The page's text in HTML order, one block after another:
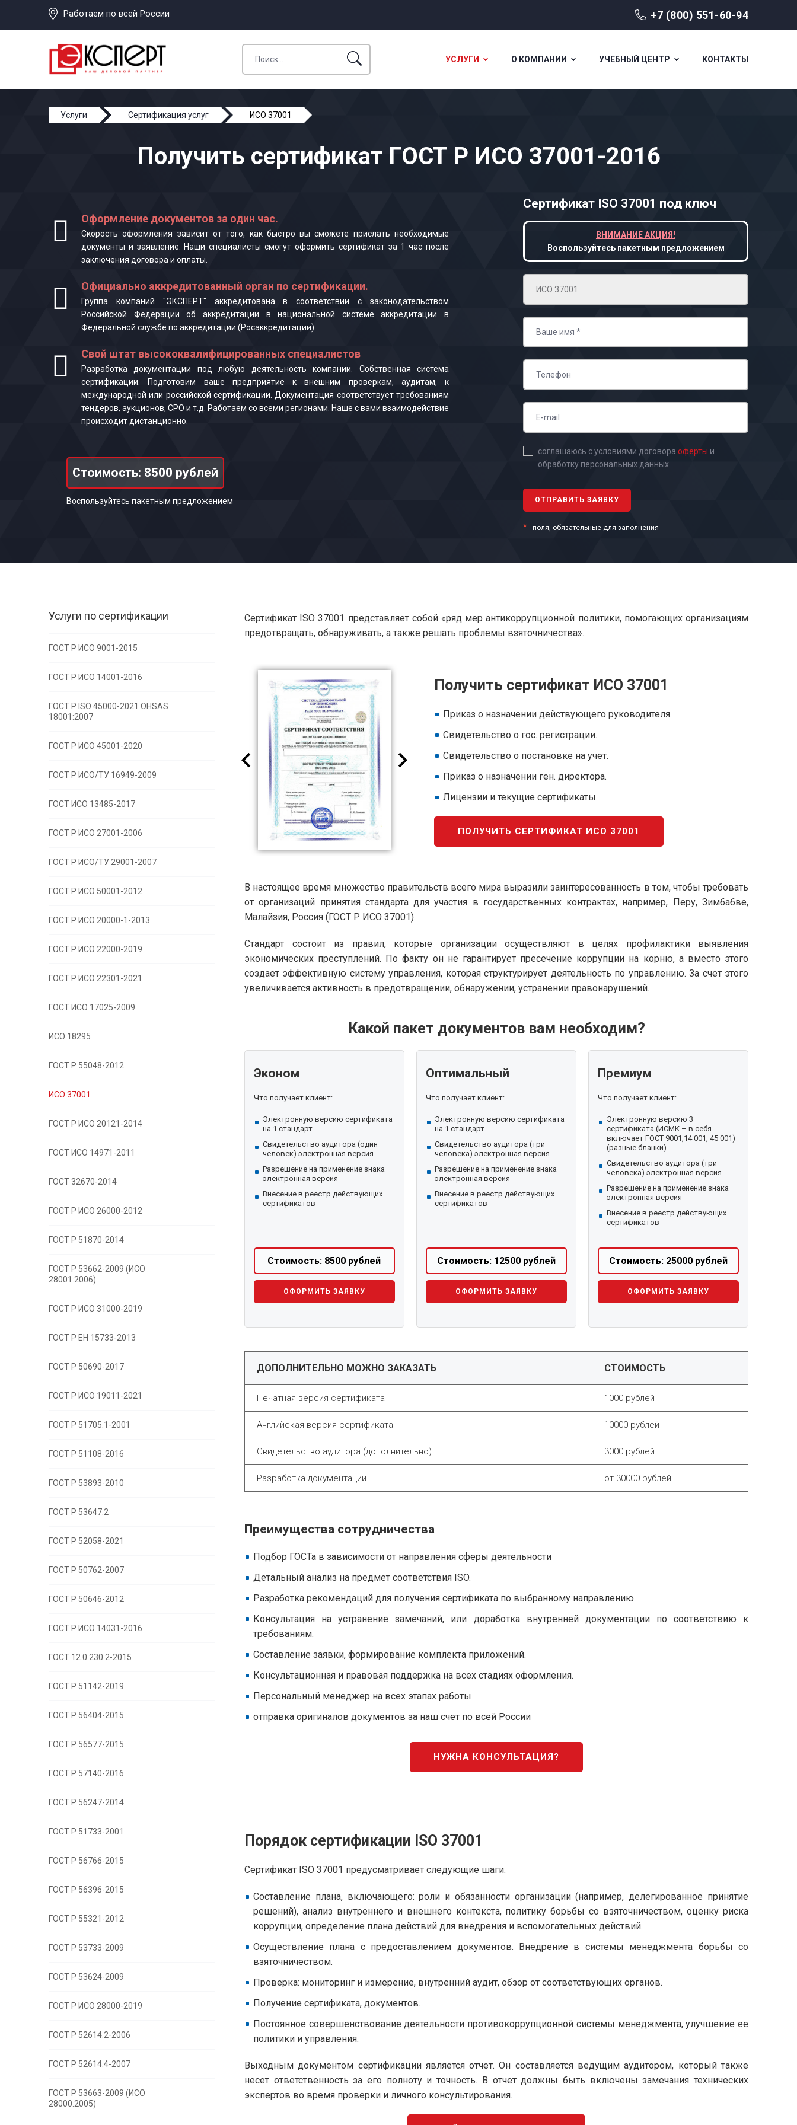
Работаем по всей России +7 (800) 551-60-94
УСЛУГИ О КОМПАНИИ УЧЕБНЫЙ ЦЕНТР КОНТАКТЫ
Услуги Сертификация услуг ИСО 37001
Получить сертификат ГОСТ Р ИСО 37001-2016
Оформление документов за один час.
Скорость оформления зависит от того, как быстро вы сможете прислать необходимые
документы и заявление. Наши специалисты смогут оформить сертификат за 1 час после
заключения договора и оплаты.
Официально аккредитованный орган по сертификации.
Группа компаний "ЭКСПЕРТ" аккредитована в соответствии с законодательством
Российской Федерации об аккредитации в национальной системе аккредитации в
Федеральной службе по аккредитации (Росаккредитации).
Свой штат высококвалифицированных специалистов
Разработка документации под любую деятельность компании. Собственная система
сертификации. Подготовим ваше предприятие к внешним проверкам, аудитам, к
международной или российской сертификации. Документация соответствует требованиям
тендеров, аукционов, СРО и т.д. Работаем со всеми регионами. Наше с вами взаимодействие
происходит дистанционно.
Стоимость: 8500 рублей
Воспользуйтесь пакетным предложением
Сертификат ISO 37001 под ключ
ВНИМАНИЕ АКЦИЯ!
Воспользуйтесь пакетным предложением
соглашаюсь с условиями договора оферты и
обработку персональных данных
* - поля, обязательные для заполнения
Услуги по сертификации
ГОСТ Р ИСО 9001-2015
ГОСТ Р ИСО 14001-2016
ГОСТ Р ISO 45000-2021 OHSAS
18001:2007
ГОСТ Р ИСО 45001-2020
ГОСТ Р ИСО/ТУ 16949-2009
ГОСТ ИСО 13485-2017
ГОСТ Р ИСО 27001-2006
ГОСТ Р ИСО/ТУ 29001-2007
ГОСТ Р ИСО 50001-2012
ГОСТ Р ИСО 20000-1-2013
ГОСТ Р ИСО 22000-2019
ГОСТ Р ИСО 22301-2021
ГОСТ ИСО 17025-2009
ИСО 18295
ГОСТ Р 55048-2012
ИСО 37001
ГОСТ Р ИСО 20121-2014
ГОСТ ИСО 14971-2011
ГОСТ 32670-2014
ГОСТ Р ИСО 26000-2012
ГОСТ Р 51870-2014
ГОСТ Р 53662-2009 (ИСО
28001:2006)
ГОСТ Р ИСО 31000-2019
ГОСТ Р EH 15733-2013
ГОСТ Р 50690-2017
ГОСТ Р ИСО 19011-2021
ГОСТ Р 51705.1-2001
ГОСТ Р 51108-2016
ГОСТ Р 53893-2010
ГОСТ Р 53647.2
ГОСТ Р 52058-2021
ГОСТ Р 50762-2007
ГОСТ Р 50646-2012
ГОСТ Р ИСО 14031-2016
ГОСТ 12.0.230.2-2015
ГОСТ Р 51142-2019
ГОСТ Р 56404-2015
ГОСТ Р 56577-2015
ГОСТ Р 57140-2016
ГОСТ Р 56247-2014
ГОСТ Р 51733-2001
ГОСТ Р 56766-2015
ГОСТ Р 56396-2015
ГОСТ Р 55321-2012
ГОСТ Р 53733-2009
ГОСТ Р 53624-2009
ГОСТ Р ИСО 28000-2019
ГОСТ Р 52614.2-2006
ГОСТ Р 52614.4-2007
ГОСТ Р 53663-2009 (ИСО
28000:2005)
Сертификат ISO 37001 представляет собой «ряд мер антикоррупционной политики, помогающих организациям
предотвращать, обнаруживать, а также решать проблемы взяточничества».
Получить сертификат ИСО 37001
Приказ о назначении действующего руководителя.
Свидетельство о гос. регистрации.
Свидетельство о постановке на учет.
Приказ о назначении ген. директора.
Лицензии и текущие сертификаты.
ПОЛУЧИТЬ СЕРТИФИКАТ ИСО 37001
В настоящее время множество правительств всего мира выразили заинтересованность в том, чтобы требовать
от организаций принятия стандарта для участия в государственных контрактах, например, Перу, Зимбабве,
Малайзия, Россия (ГОСТ Р ИСО 37001).
Стандарт состоит из правил, которые организации осуществляют в целях профилактики выявления
экономических преступлений. По факту он не гарантирует пресечение коррупции на корню, а вместо этого
создает эффективную систему управления, которая структурирует деятельность по управлению. За счет этого
увеличивается активность в предотвращении, обнаружении, устранении правонарушений.
Какой пакет документов вам необходим?
Эконом
Что получает клиент:
Электронную версию сертификата
на 1 стандарт
Свидетельство аудитора (один
человек) электронная версия
Разрешение на применение знака
электронная версия
Внесение в реестр действующих
сертификатов
Стоимость: 8500 рублей
ОФОРМИТЬ ЗАЯВКУ
Оптимальный
Что получает клиент:
Электронную версию сертификата
на 1 стандарт
Свидетельство аудитора (три
человека) электронная версия
Разрешение на применение знака
электронная версия
Внесение в реестр действующих
сертификатов
Стоимость: 12500 рублей
ОФОРМИТЬ ЗАЯВКУ
Премиум
Что получает клиент:
Электронную версию 3
сертификата (ИСМК – в себя
включает ГОСТ 9001,14 001, 45 001)
(разные бланки)
Свидетельство аудитора (три
человека) электронная версия
Разрешение на применение знака
электронная версия
Внесение в реестр действующих
сертификатов
Стоимость: 25000 рублей
ОФОРМИТЬ ЗАЯВКУ
ДОПОЛНИТЕЛЬНО МОЖНО ЗАКАЗАТЬ СТОИМОСТЬ
Печатная версия сертификата 1000 рублей
Английская версия сертификата 10000 рублей
Свидетельство аудитора (дополнительно) 3000 рублей
Разработка документации от 30000 рублей
Преимущества сотрудничества
Подбор ГОСТа в зависимости от направления сферы деятельности
Детальный анализ на предмет соответствия ISO.
Разработка рекомендаций для получения сертификата по выбранному направлению.
Консультация на устранение замечаний, или доработка внутренней документации по соответствию к
требованиям.
Составление заявки, формирование комплекта приложений.
Консультационная и правовая поддержка на всех стадиях оформления.
Персональный менеджер на всех этапах работы
отправка оригиналов документов за наш счет по всей России
НУЖНА КОНСУЛЬТАЦИЯ?
Порядок сертификации ISO 37001
Сертификат ISO 37001 предусматривает следующие шаги:
Составление плана, включающего: роли и обязанности организации (например, делегированное принятие
решений), анализ внутреннего и внешнего контекста, политику борьбы со взяточничеством, оценку риска
коррупции, определение плана действий для внедрения и вспомогательных действий.
Осуществление плана с предоставлением документов. Внедрение в системы менеджмента борьбы со
взяточничеством.
Проверка: мониторинг и измерение, внутренний аудит, обзор от соответствующих органов.
Получение сертификата, документов.
Постоянное совершенствование деятельности противокоррупционной системы менеджмента, улучшение ее
политики и управления.
Выходным документом сертификации является отчет. Он составляется ведущим аудитором, который также
несет ответственность за его полноту и точность. В отчет должны быть включены замечания технических
экспертов во время проверки и личного консультирования.